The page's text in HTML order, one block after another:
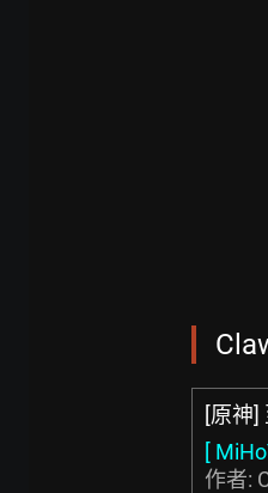
[原神]
[
作者: